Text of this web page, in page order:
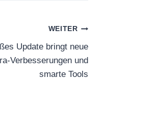
WEITER
Update bringt neue
Verbesserungen und
smarte Tools